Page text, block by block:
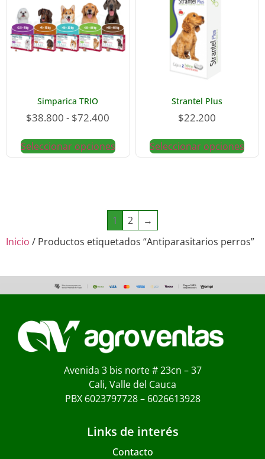
Inicio / Productos etiquetados “Antiparasitarios perros”
Simparica TRIO
$38.800 - $72.400
Seleccionar opciones
Strantel Plus
$22.200
Seleccionar opciones
1 2 →
Avenida 3 bis norte # 23cn – 37
Cali, Valle del Cauca
PBX 6023797728 – 6026613928
Links de interés
Contacto